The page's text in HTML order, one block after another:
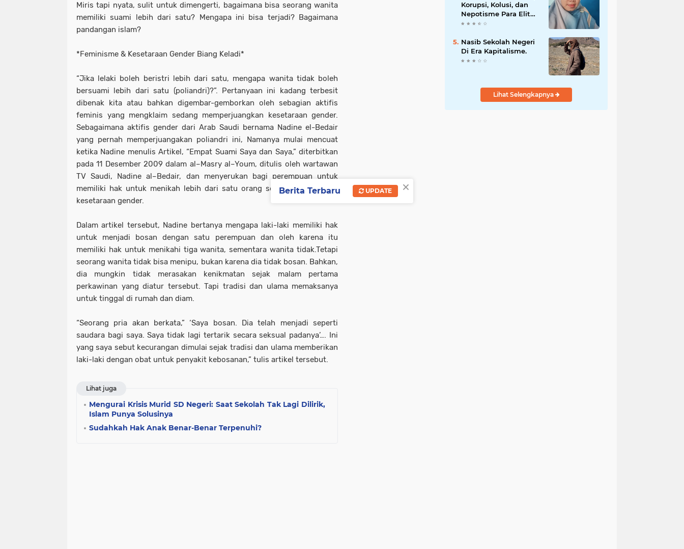
Miris tapi nyata, sulit untuk dimengerti, bagaimana bisa seorang wanita
memiliki suami lebih dari satu? Mengapa ini bisa terjadi? Bagaimana
pandangan islam?
*Feminisme & Kesetaraan Gender Biang Keladi*
“Jika lelaki boleh beristri lebih dari satu, mengapa wanita tidak boleh
bersuami lebih dari satu (poliandri)?”. Pertanyaan ini kadang terbesit
dibenak kita atau bahkan digembar-gemborkan oleh sebagian aktifis
feminis yang mengklaim sedang memperjuangkan kesetaraan gender.
Sebagaimana aktifis gender dari Arab Saudi bernama Nadine el-Bedair
yang pernah memperjuangakan poliandri ini, Namanya mulai mencuat
ketika Nadine menulis Artikel, “Empat Suami Saya dan Saya,” diterbitkan
pada 11 Desember 2009 dalam al–Masry al–Youm, ditulis oleh wartawan
TV Saudi, Nadine al–Bedair, dan menyerukan bagi perempuan untuk
memiliki hak untuk menikah lebih dari satu orang sebagai bagian dari
kesetaraan gender.
Dalam artikel tersebut, Nadine bertanya mengapa laki-laki memiliki hak
untuk menjadi bosan dengan satu perempuan dan oleh karena itu
memiliki hak untuk menikahi tiga wanita, sementara wanita tidak.Tetapi
seorang wanita tidak bisa menipu, bukan karena dia tidak bosan. Bahkan,
dia mungkin tidak merasakan kenikmatan sejak malam pertama
perkawinan yang diatur tersebut. Tapi tradisi dan ulama memaksanya
untuk tinggal di rumah dan diam.
“Seorang pria akan berkata,” ‘Saya bosan. Dia telah menjadi seperti
saudara bagi saya. Saya tidak lagi tertarik secara seksual padanya’…. Ini
yang saya sebut kecurangan dimulai sejak tradisi dan ulama memberikan
laki-laki dengan obat untuk penyakit kebosanan,” tulis artikel tersebut.
Lihat juga
Mengurai Krisis Murid SD Negeri: Saat Sekolah Tak Lagi Dilirik,
Islam Punya Solusinya
Sudahkah Hak Anak Benar-Benar Terpenuhi?
Korupsi, Kolusi, dan
Nepotisme Para Elit
Politik, Kolusi, dan
Politik
Nasib Sekolah Negeri
Di Era Kapitalisme.
Lihat Selengkapnya
×
Berita Terbaru UPDATE